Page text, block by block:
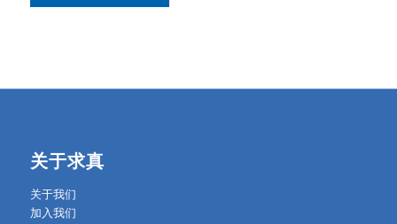
关于求真
关于我们
加入我们